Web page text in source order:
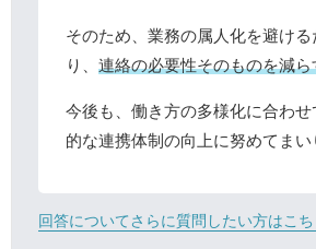
そのため、業務の属人化を避け
り、 連絡の必要性そのものを減
今後も、働き方の多様化に合わ
的な連携体制の向上に努めてまい
回答についてさらに質問したい方はこち